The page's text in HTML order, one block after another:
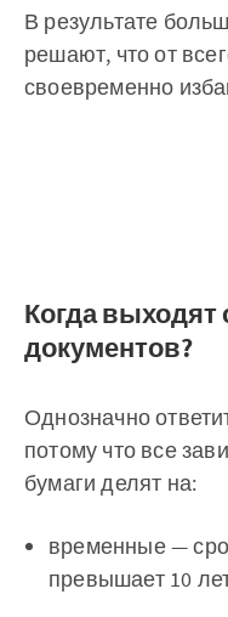
В результате
решают, что от
своевременно
Когда выходят
документов?
Однозначно
потому что все
бумаги делят на:
временные —
превышает 10